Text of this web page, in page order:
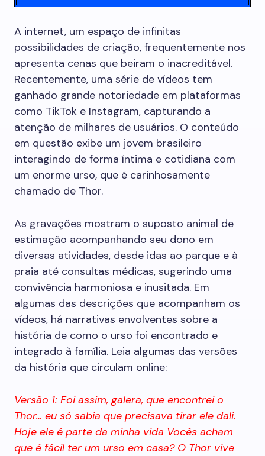
A internet, um espaço de infinitas
possibilidades de criação, frequentemente nos
apresenta cenas que beiram o inacreditável.
Recentemente, uma série de vídeos tem
ganhado grande notoriedade em plataformas
como TikTok e Instagram, capturando a
atenção de milhares de usuários. O conteúdo
em questão exibe um jovem brasileiro
interagindo de forma íntima e cotidiana com
um enorme urso, que é carinhosamente
chamado de Thor.
As gravações mostram o suposto animal de
estimação acompanhando seu dono em
diversas atividades, desde idas ao parque e à
praia até consultas médicas, sugerindo uma
convivência harmoniosa e inusitada. Em
algumas das descrições que acompanham os
vídeos, há narrativas envolventes sobre a
história de como o urso foi encontrado e
integrado à família. Leia algumas das versões
da história que circulam online:
Versão 1: Foi assim, galera, que encontrei o
Thor… eu só sabia que precisava tirar ele dali.
Hoje ele é parte da minha vida Vocês acham
que é fácil ter um urso em casa? O Thor vive